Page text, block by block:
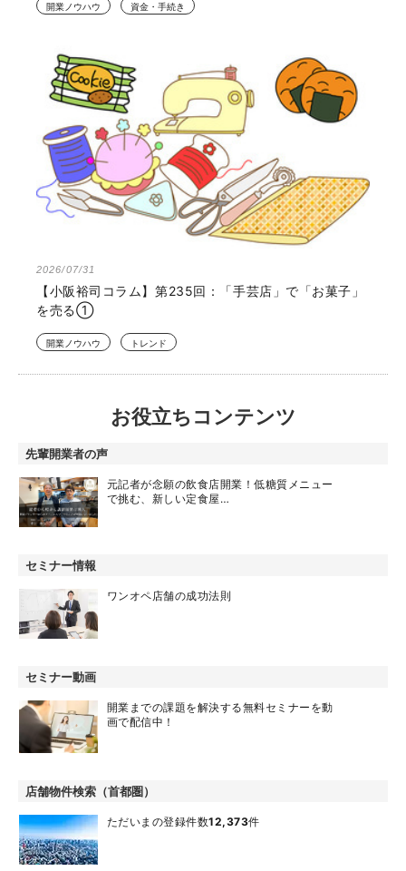
開業ノウハウ 資金・手続き
2026/07/31
【小阪裕司コラム】第235回：「手芸店」で「お菓子」
を売る①
開業ノウハウ トレンド
お役立ちコンテンツ
先輩開業者の声
元記者が念願の飲食店開業！低糖質メニュー
で挑む、新しい定食屋…
セミナー情報
ワンオペ店舗の成功法則
セミナー動画
開業までの課題を解決する無料セミナーを動
画で配信中！
店舗物件検索（首都圏）
ただいまの登録件数12,373件